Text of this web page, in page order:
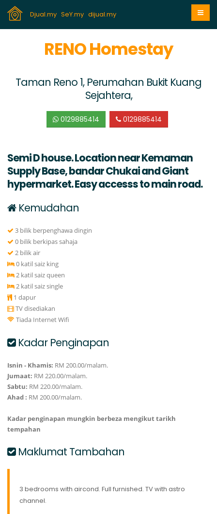
Djual.my SeY.my dijual.my
RENO Homestay
Taman Reno 1, Perumahan Bukit Kuang
Sejahtera,
0129885414 0129885414
Semi D house. Location near Kemaman
Supply Base, bandar Chukai and Giant
hypermarket. Easy accesss to main road.
Kemudahan
3 bilik berpenghawa dingin
0 bilik berkipas sahaja
2 bilik air
0 katil saiz king
2 katil saiz queen
2 katil saiz single
1 dapur
TV disediakan
Tiada Internet Wifi
Kadar Penginapan
Isnin - Khamis: RM 200.00/malam.
Jumaat: RM 220.00/malam.
Sabtu: RM 220.00/malam.
Ahad : RM 200.00/malam.
Kadar penginapan mungkin berbeza mengikut tarikh
tempahan
Maklumat Tambahan
3 bedrooms with aircond. Full furnished. TV with astro
channel.